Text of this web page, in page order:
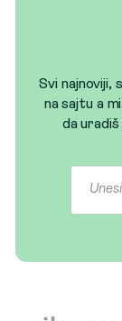
Svi najnoviji,
na sajtu a
da